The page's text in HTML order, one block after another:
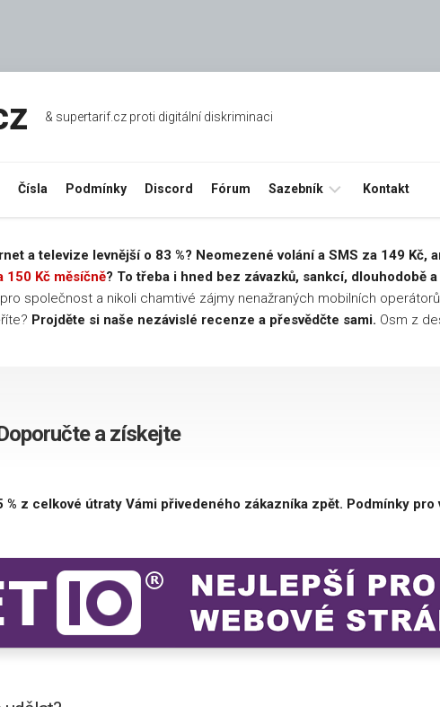
& supertarif.cz proti digitální diskriminaci
Čísla Podmínky Discord Fórum Sazebník
Úkonů
Aktivací
tarifů
Vodafone
Kontakt
a televize levnější o 83 %? Neomezené volání a SMS za 149 Kč,
150 Kč měsíčně? To třeba i hned bez závazků, sankcí, dlouhodobě a
společnost a nikoli chamtivé zájmy nenažraných mobilních
Projděte si naše nezávislé recenze a přesvědčte sami. Osm z
a získejte
z celkové útraty Vámi přivedeného zákazníka zpět. Podmínky pro